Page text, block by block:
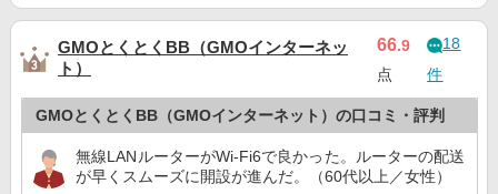
GMOとくとくBB（GMOインターネッ
ト）
66.9
点
18
件
GMOとくとくBB（GMOインターネット）の口コミ・評判
無線LANルーターがWi-Fi6で良かった。ルーターの配送
が早くスムーズに開設が進んだ。（60代以上／女性）